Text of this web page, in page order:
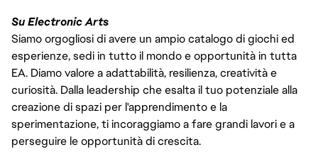
Su Electronic Arts
Siamo orgogliosi di avere un ampio catalogo di giochi ed
esperienze, sedi in tutto il mondo e opportunità in tutta
EA. Diamo valore a adattabilità, resilienza, creatività e
curiosità. Dalla leadership che esalta il tuo potenziale alla
creazione di spazi per l'apprendimento e la
sperimentazione, ti incoraggiamo a fare grandi lavori e a
perseguire le opportunità di crescita.